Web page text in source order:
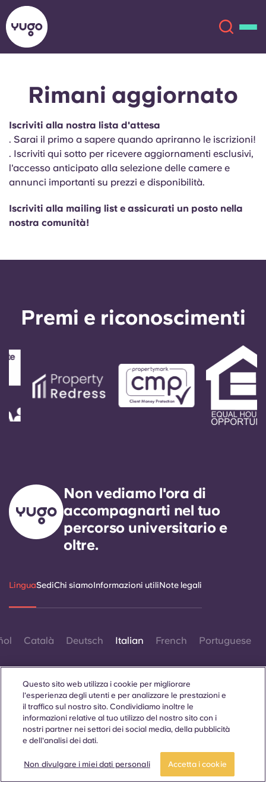
Chi siamo
Sedi
Altro
Español
Català
French
Seleziona una residenza
English (GB)
English (US)
Chinese Español
Deutsch
Italian
Rimani aggiornato
Iscriviti alla nostra lista d'attesa
. Sarai il primo a sapere quando apriranno le iscrizioni!
. Iscriviti qui sotto per ricevere aggiornamenti esclusivi,
l'accesso anticipato alla selezione delle camere e
annunci importanti su prezzi e disponibilità.
Iscriviti alla mailing list e assicurati un posto nella
nostra comunità!
Premi e riconoscimenti
Non vediamo l'ora di
accompagnarti nel tuo
percorso universitario e
oltre.
LinguaSediChi siamoInformazioni utiliNote legali
Català Deutsch Italian French Portuguese
Contattaci
Laddove in questo sito web compaiano termini che indicano
Questo sito web utilizza i cookie per migliorare
l'esperienza degli utenti e per analizzare le prestazioni e
il traffico sul nostro sito. Condividiamo inoltre le
informazioni relative al tuo utilizzo del nostro sito con i
nostri partner nei settori dei social media, della pubblicità
e dell'analisi dei dati.
Non divulgare i miei dati personali Accetta i cookie